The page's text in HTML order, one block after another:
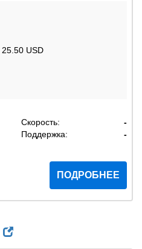
25.50 USD
Скорость:
-
Поддержка: -
ПОДРОБНЕЕ